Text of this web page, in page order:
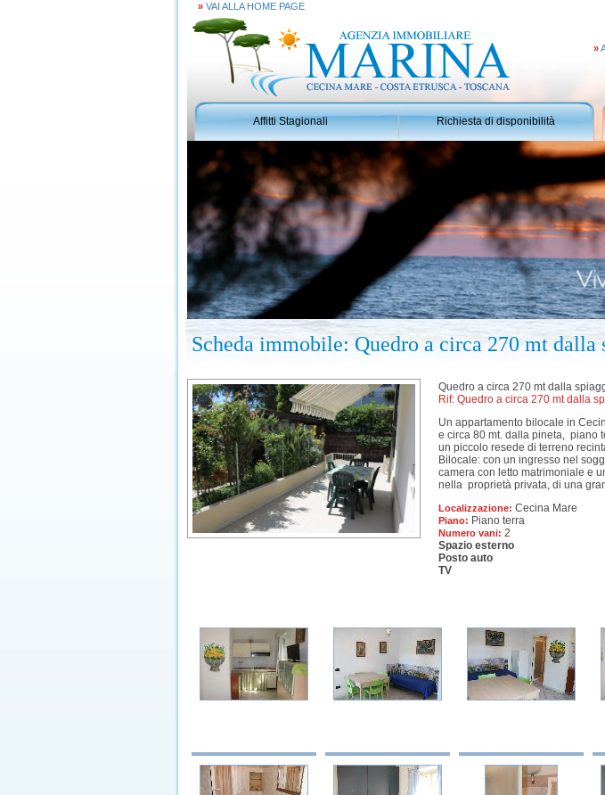
» VAI ALLA HOME PAGE
»
Affitti Stagionali Richiesta di disponibilità
Scheda immobile: Quedro a circa 270 mt dalla
Quedro a circa 270 mt dalla
Rif: Quedro a circa 270 mt dalla
Un appartamento bilocale in
e circa 80 mt. dalla pineta, piano
un piccolo resede di terreno
Bilocale: con un ingresso nel
camera con letto matrimoniale e
nella proprietà privata, di una
Localizzazione: Cecina Mare
Piano: Piano terra
Numero vani: 2
Spazio esterno
Posto auto
TV